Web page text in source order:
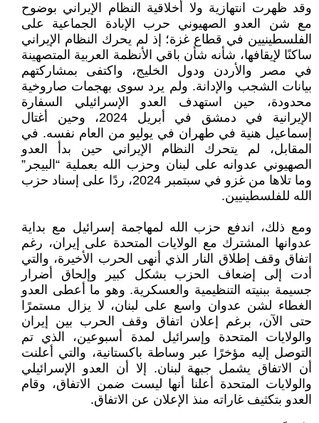
وقد ظهرت انتهازية ولا أخلاقية النظام الإيراني بوضوح
مع شن العدو الصهيوني حرب الإبادة الجماعية على
الفلسطينيين في قطاع غزة؛ إذ لم يحرك النظام الإيراني
ساكنًا لإيقافها، شأنه شأن باقي الأنظمة العربية المتصهينة
في مصر والأردن ودول الخليج، واكتفى بمشاركتهم
بيانات الشجب والإدانة. ولم يرد سوى بهجمات صاروخية
محدودة، حين استهدف العدو الإسرائيلي السفارة
الإيرانية في دمشق في أبريل 2024، وحين أغتال
إسماعيل هنية في طهران في يوليو من العام نفسه. في
المقابل، لم يتحرك النظام الإيراني حين بدأ العدو
الصهيوني عدوانه على لبنان وحزب الله بعملية “البيجر”
وما تلاها من غزو في سبتمبر 2024، ردًا على إسناد حزب
الله للفلسطينيين.
ومع ذلك، اندفع حزب الله لمهاجمة إسرائيل مع بداية
عدوانها المشترك مع الولايات المتحدة على إيران، رغم
اتفاق وقف إطلاق النار الذي أنهى الحرب الأخيرة، والتي
أدت إلى إضعاف الحزب بشكل كبير وإلحاق أضرار
جسيمة ببنيته التنظيمية والعسكرية. وهو ما أعطى العدو
الغطاء لشن عدوان واسع على لبنان، لا يزال مستمرًا
حتى الآن، برغم إعلان اتفاق وقف الحرب بين إيران
والولايات المتحدة وإسرائيل لمدة أسبوعين، الذي تم
التوصل إليه مؤخرًا عبر وساطة باكستانية، والتي أعلنت
أن الاتفاق يشمل جبهة لبنان. إلا أن العدو الإسرائيلي
والولايات المتحدة أعلنا أنها ليست ضمن الاتفاق، وقام
العدو بتكثيف غاراته منذ الإعلان عن الاتفاق.